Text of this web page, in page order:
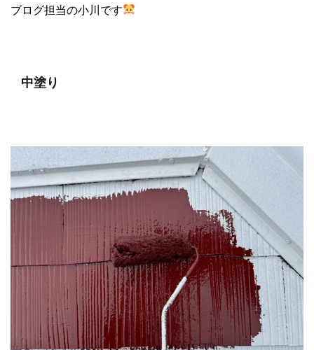
ブログ担当の小川です
中塗り